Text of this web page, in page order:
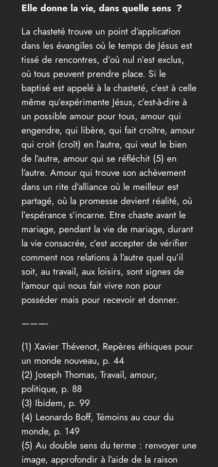
Elle donne la vie, dans quelle sens ?
La chasteté trouve un point d’application
dans les évangiles où le temps de Jésus est
tissé de rencontres, d’où nul n’est exclus,
où tous peuvent prendre place. Si le
baptisé est appelé à la chasteté, c’est à celle
même qu’expérimente Jésus, c’est-à-dire à
un possible amour pour tous, amour qui
engendre, qui libère, qui fait croître, amour
qui croit (croît) en l’autre, qui veut le bien
de l’autre, amour qui se réfléchit (5) en
l’autre. Amour qui trouve son achèvement
dans un rite d’alliance où le meilleur est
partagé, où la promesse devient réalité, où
l’espérance s’incarne. Etre chaste avant le
mariage, pendant la vie de mariage, durant
la vie consacrée, c’est accepter de vérifier
comment nos relations à l’autre quel qu’il
soit, au travail, aux loisirs, sont signes de
l’amour qui nous fait vivre non pour
posséder mais pour recevoir et donner.
———-
(1) Xavier Thévenot, Repères éthiques pour
un monde nouveau, p. 44
(2) Joseph Thomas, Travail, amour,
politique, p. 88
(3) Ibidem, p. 99
(4) Leonardo Boff, Témoins au cour du
monde, p. 149
(5) Au double sens du terme : renvoyer une
image, approfondir à l’aide de la raison